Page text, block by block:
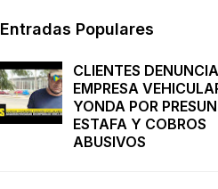
Entradas Populares
CLIENTES
EMPRESA
YONDA POR
ESTAFA Y COBROS
ABUSIVOS